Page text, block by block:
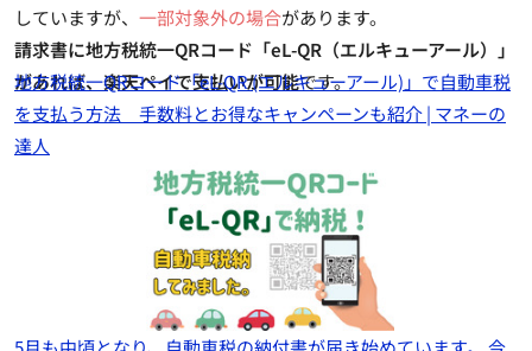
していますが、 一部対象外の場合があります。
請求書に地方税統一QRコード「eL-QR（エルキューアール）」
があれば、楽天ペイで支払いが可能です。
地方税統一QRコード「eL-QR (エルキューアール)」で自動車税
を支払う方法 手数料とお得なキャンペーンも紹介 | マネーの
達人